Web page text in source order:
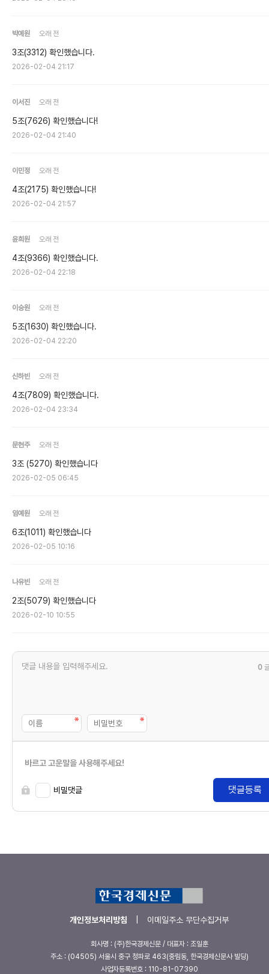
박예원 오래 전
3조(3312) 확인했습니다.
2026-02-04 21:17
이서진 오래 전
5조(7626) 확인했습니다!
2026-02-04 21:40
이민정 오래 전
4조(2175) 확인했습니다!
2026-02-04 21:57
윤희원 오래 전
4조(9366) 확인했습니다.
2026-02-04 22:18
이승원 오래 전
5조(1630) 확인했습니다.
2026-02-04 22:20
신하빈 오래 전
4조(7809) 확인했습니다.
2026-02-04 23:34
문현주 오래 전
3조 (5270) 확인했습니다
2026-02-05 06:45
임예원 오래 전
6조(1011) 확인했습니다
2026-02-05 10:16
나유빈 오래 전
2조(5079) 확인했습니다
2026-02-10 10:55
0
바르고 고운말을 사용해주세요!
비밀댓글 댓글등록
개인정보처리방침 이메일주소 무단수집거부
회사명 : (주)한국경제신문 / 대표자 : 조일훈
주소 : (04505) 서울시 중구 청파로 463(중림동, 한국경제신문사 빌딩)
사업자등록번호 : 110-81-07390